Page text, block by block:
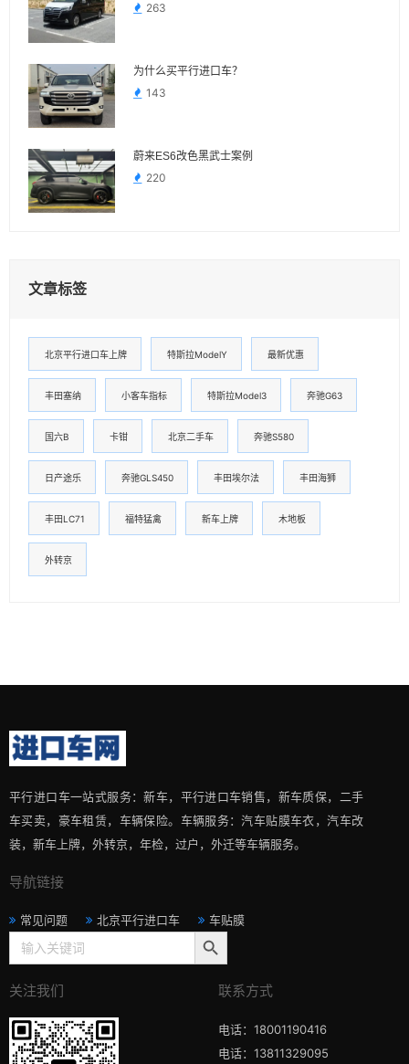
263
为什么买平行进口车？
143
蔚来ES6改色黑武士案例
220
文章标签
北京平行进口车上牌 特斯拉ModelY 最新优惠
丰田塞纳 小客车指标 特斯拉Model3 奔驰G63
国六B 卡钳 北京二手车 奔驰S580
日产途乐 奔驰GLS450 丰田埃尔法 丰田海狮
丰田LC71 福特猛禽 新车上牌 木地板
外转京
平行进口车一站式服务：新车，平行进口车销售，新车质保，二手
车买卖，豪车租赁，车辆保险。车辆服务：汽车贴膜车衣，汽车改
装，新车上牌，外转京，年检，过户，外迁等车辆服务。
导航链接
常见问题 北京平行进口车
车贴膜
Search
for:
搜索按钮
关注我们 联系方式
电话：18001190416
电话：13811329095